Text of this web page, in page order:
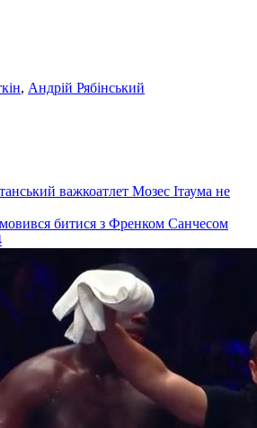
, Андрій Рябінський
битися з Френком Санчесом